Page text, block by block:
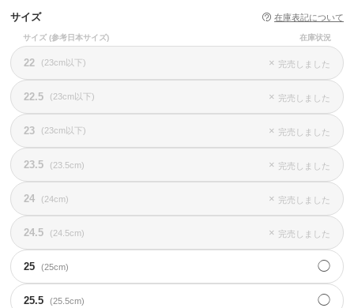
サイズ 在庫表記について
サイズ (参考日本サイズ) 在庫状況
22 (23cm以下) × 完売しました
22.5 (23cm以下) × 完売しました
23 (23cm以下) × 完売しました
23.5 (23.5cm) × 完売しました
24 (24cm) × 完売しました
24.5 (24.5cm) × 完売しました
25 (25cm) ◯
25.5 (25.5cm) ◯